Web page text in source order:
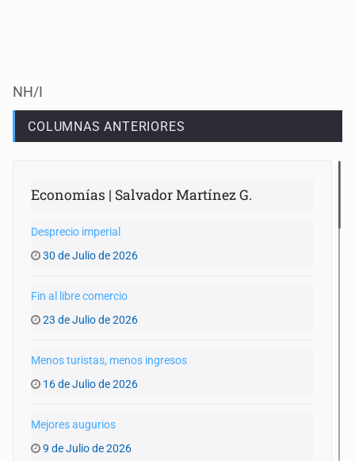
NH/I
COLUMNAS ANTERIORES
Economías | Salvador Martínez G.
Desprecio imperial
30 de Julio de 2026
Fin al libre comercio
23 de Julio de 2026
Menos turistas, menos ingresos
16 de Julio de 2026
Mejores augurios
9 de Julio de 2026